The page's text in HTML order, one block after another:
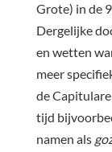
Grote) in de
Dergelijke
en wetten
meer
de
tijd
namen als